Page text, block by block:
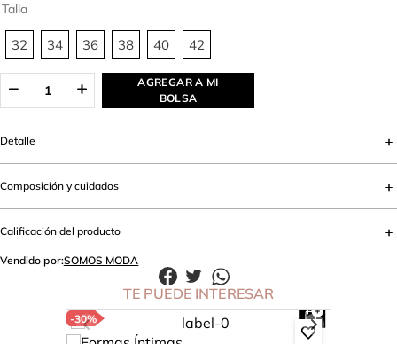
Talla
32 34 36 38 40 42
AGREGAR A MI
BOLSA
Detalle
Composición y cuidados
Calificación del producto
Vendido por:SOMOS MODA
TE PUEDE INTERESAR
-30%